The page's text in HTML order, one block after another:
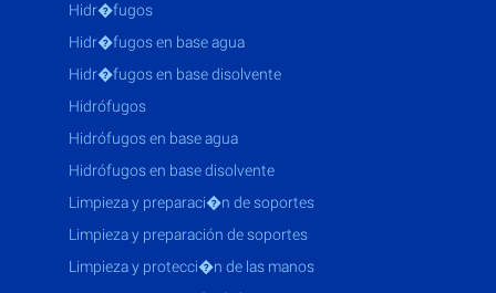
hidr�fugos
hidr�fugos en base agua
hidr�fugos en base disolvente
hidrófugos
hidrófugos en base agua
hidrófugos en base disolvente
limpieza y preparaci�n de soportes
limpieza y preparación de soportes
limpieza y protecci�n de las manos